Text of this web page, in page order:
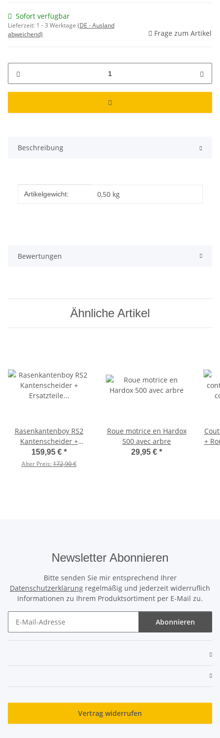
Sofort verfügbar
Lieferzeit: 1 - 3 Werktage (DE - Ausland
abweichend)
Frage zum Artikel
Beschreibung
Produkteigenschaft
Wert
Artikelgewicht: 0,50 kg
Bewertungen
Ähnliche Artikel
Rasenkantenboy RS2
Kantenscheider +
Ersatzteile
Schneidmesser
159,95 € *
Alter Preis:172,90 €
Roue motrice en Hardox
500 avec arbre
29,95 € *
+
Newsletter Abonnieren
Bitte senden Sie mir entsprechend Ihrer
Datenschutzerklärung regelmäßig und jederzeit widerruflich
Informationen zu Ihrem Produktsortiment per E-Mail zu.
Abonnieren
Vertrag widerrufen